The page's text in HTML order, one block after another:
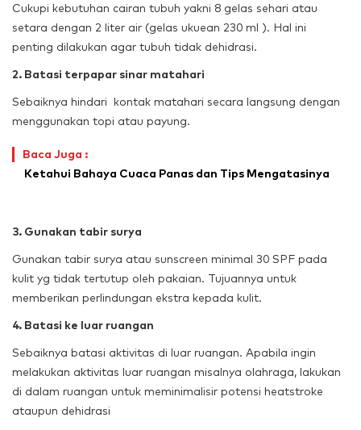
Cukupi kebutuhan cairan tubuh yakni 8 gelas sehari atau
setara dengan 2 liter air (gelas ukuean 230 ml ). Hal ini
penting dilakukan agar tubuh tidak dehidrasi.
2. Batasi terpapar sinar matahari
Sebaiknya hindari kontak matahari secara langsung dengan
menggunakan topi atau payung.
Baca Juga :
Ketahui Bahaya Cuaca Panas dan Tips Mengatasinya
3. Gunakan tabir surya
Gunakan tabir surya atau sunscreen minimal 30 SPF pada
kulit yg tidak tertutup oleh pakaian. Tujuannya untuk
memberikan perlindungan ekstra kepada kulit.
4. Batasi ke luar ruangan
Sebaiknya batasi aktivitas di luar ruangan. Apabila ingin
melakukan aktivitas luar ruangan misalnya olahraga, lakukan
di dalam ruangan untuk meminimalisir potensi heatstroke
ataupun dehidrasi